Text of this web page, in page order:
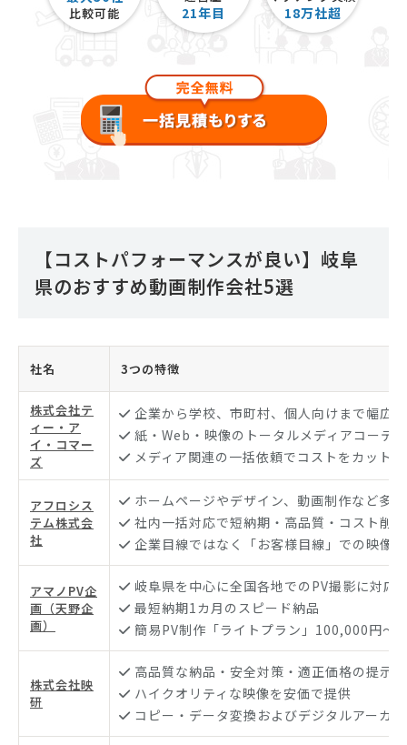
比較可能 21年目 18万社超
【コストパフォーマンスが良い】岐阜
県のおすすめ動画制作会社5選
社名 3つの特徴
株式会社テ
ィー・ア
イ・コマー
ズ
企業から学校、市町村、個人向けまで幅広
紙・Web・映像のトータルメディアコーデ
メディア関連の一括依頼でコストをカット
アフロシス
テム株式会
社
ホームページやデザイン、動画制作など多
社内一括対応で短納期・高品質・コスト削
企業目線ではなく「お客様目線」での映像
アマノPV企
画（天野企
画）
岐阜県を中心に全国各地でのPV撮影に対応
最短納期1カ月のスピード納品
簡易PV制作「ライトプラン」100,000円〜
株式会社映
研
高品質な納品・安全対策・適正価格の提示
ハイクオリティな映像を安価で提供
コピー・データ変換およびデジタルアーカ